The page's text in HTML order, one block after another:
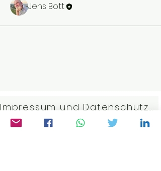
Jens Bott
Impressum und Datenschutzerklärung
Kontakt: j.bott@gmx.net